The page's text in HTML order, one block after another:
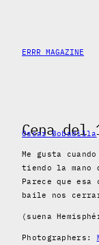
content
ERRR MAGAZINE
Cena del
Oscar Bobadilla
Me gusta
tiendo la mano
Parece que
baile nos
(suena
Photographers: